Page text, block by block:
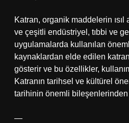
Katran, organik maddelerin ısıl
ve çeşitli endüstriyel, tıbbi ve
uygulamalarda kullanılan
kaynaklardan elde edilen
gösterir ve bu özellikler,
Katranın tarihsel ve kültürel
tarihinin önemli bileşenlerinden
—